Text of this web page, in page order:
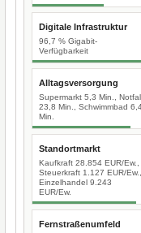
Digitale Infrastruktur
96,7 % Gigabit-
Verfügbarkeit
Alltagsversorgung
Supermarkt 5,3 Min.,
23,8 Min., Schwimmbad
Min.
Standortmarkt
Kaufkraft 28.854 EUR/Ew.,
Steuerkraft 1.127 EUR/Ew.,
Einzelhandel 9.243
EUR/Ew.
Fernstraßenumfeld